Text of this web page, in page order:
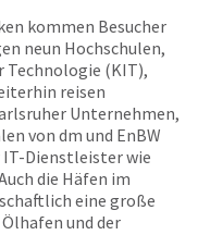
kommen Besucher
neun Hochschulen,
(KIT),
reisen
Unternehmen,
von dm und EnBW
Dienstleister wie
die Häfen im
eine große
und der